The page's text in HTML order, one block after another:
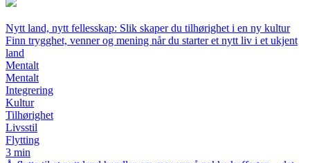
Nytt land, nytt fellesskap: Slik skaper du tilhørighet i en ny kultur
Finn trygghet, venner og mening når du starter et nytt liv i et ukjent
land
Mentalt
Mentalt
Integrering
Kultur
Tilhørighet
Livsstil
Flytting
3 min